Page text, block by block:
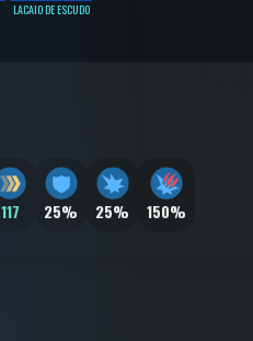
LACAIO DE ESCUDO
117 25% 25% 150%